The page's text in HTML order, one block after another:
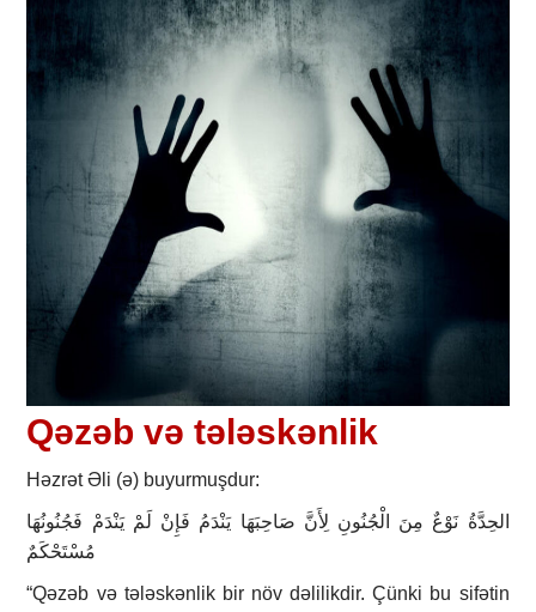
Qəzəb və tələskənlik
Həzrət Əli (ə) buyurmuşdur:
الحِدَّةُ نَوْعٌ مِنَ الْجُنُونِ لِأَنَّ صَاحِبَهَا يَنْدَمُ فَإِنْ لَمْ يَنْدَمْ فَجُنُونُهَا
مُسْتَحْكَمٌ
“Qəzəb və tələskənlik bir növ dəlilikdir. Çünki bu sifətin